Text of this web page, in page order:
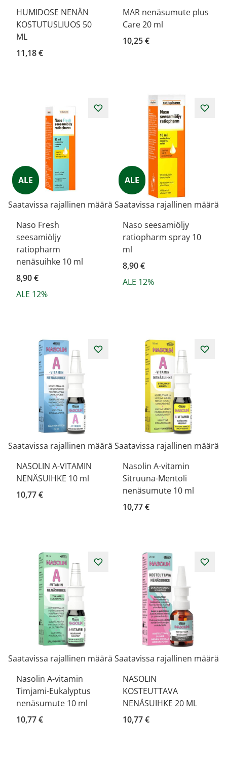
HUMIDOSE NENÄN
KOSTUTUSLIUOS 50
ML
11,18 €
MAR nenäsumute plus
Care 20 ml
10,25 €
ALE
Saatavissa rajallinen määrä
Naso Fresh
seesamiöljy
ratiopharm
nenäsuihke 10 ml
8,90 €
ALE 12%
ALE
Saatavissa rajallinen määrä
Naso seesamiöljy
ratiopharm spray 10
ml
8,90 €
ALE 12%
Saatavissa rajallinen määrä
NASOLIN A-VITAMIN
NENÄSUIHKE 10 ml
10,77 €
Saatavissa rajallinen määrä
Nasolin A-vitamin
Sitruuna-Mentoli
nenäsumute 10 ml
10,77 €
Saatavissa rajallinen määrä
Nasolin A-vitamin
Timjami-Eukalyptus
nenäsumute 10 ml
10,77 €
Saatavissa rajallinen määrä
NASOLIN
KOSTEUTTAVA
NENÄSUIHKE 20 ML
10,77 €